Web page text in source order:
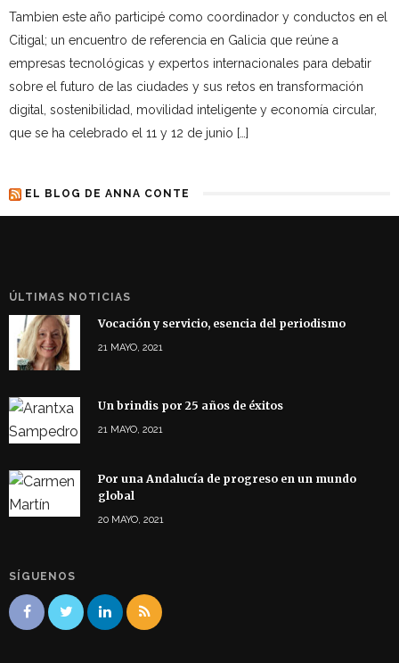
Tambien este año participé como coordinador y conductos en el
Citigal; un encuentro de referencia en Galicia que reúne a
empresas tecnológicas y expertos internacionales para debatir
sobre el futuro de las ciudades y sus retos en transformación
digital, sostenibilidad, movilidad inteligente y economía circular,
que se ha celebrado el 11 y 12 de junio […]
EL BLOG DE ANNA CONTE
ÚLTIMAS NOTICIAS
Vocación y servicio, esencia del periodismo
21 MAYO, 2021
Un brindis por 25 años de éxitos
21 MAYO, 2021
Por una Andalucía de progreso en un mundo
global
20 MAYO, 2021
SÍGUENOS